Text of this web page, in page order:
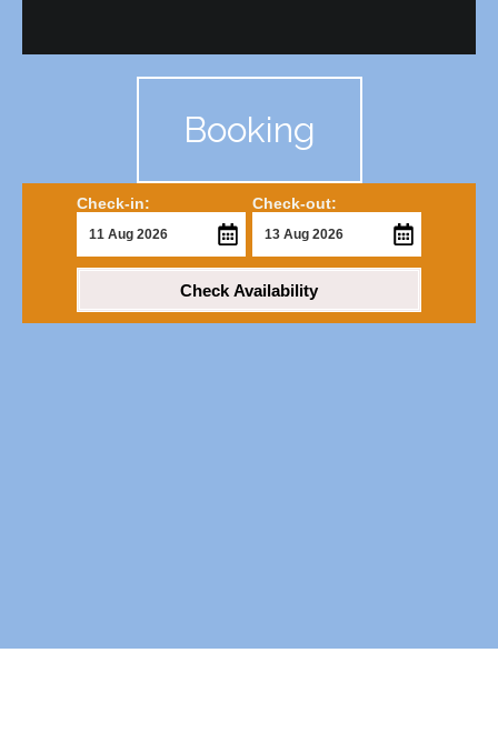
Booking
Check-in: Check-out:
Check Availability